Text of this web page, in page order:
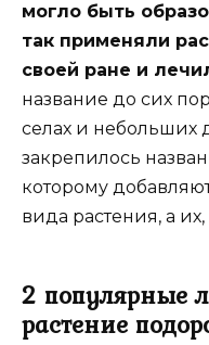
могло быть
так применяли
своей ране и
название до сих
селах и небольших
закрепилось
которому
вида растения, а
2 популярные
растение